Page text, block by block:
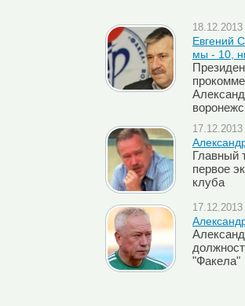
Евгений
мы - 10,
Главный
первое
клуба
"Факела"